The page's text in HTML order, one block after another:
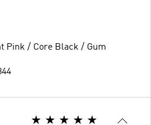
Pink / Core Black / Gum